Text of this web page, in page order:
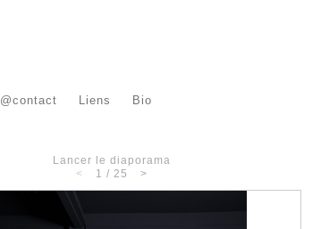
@contact Liens Bio
Lancer le diaporama
<
1 / 25 >